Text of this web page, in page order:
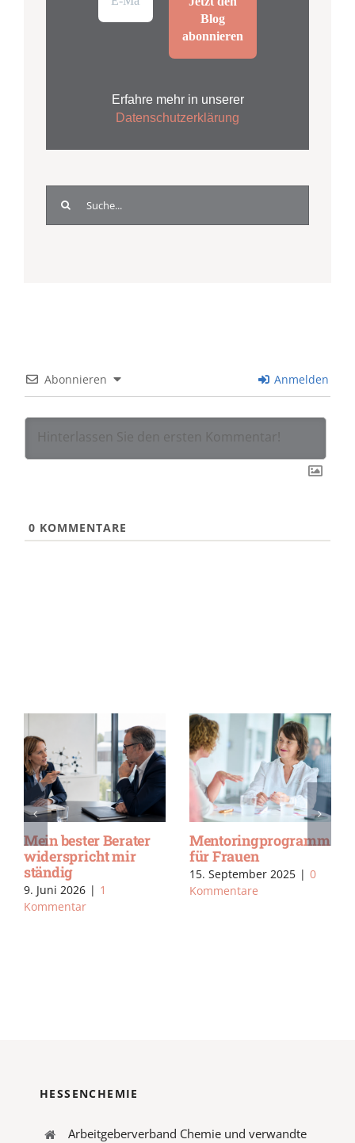
Erfahre mehr in unserer
Datenschutzerklärung
Suche
nach:
Abonnieren Anmelden
0 KOMMENTARE
Mein bester Berater
widerspricht mir
ständig
9. Juni 2026 | 1
Kommentar
Mentoringprogramm
für Frauen
15. September 2025 | 0
Kommentare
HESSENCHEMIE
Arbeitgeberverband Chemie und verwandte